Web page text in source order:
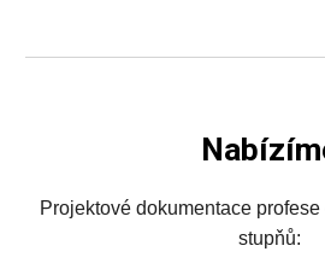
Projektové dokumentace
stupňů: